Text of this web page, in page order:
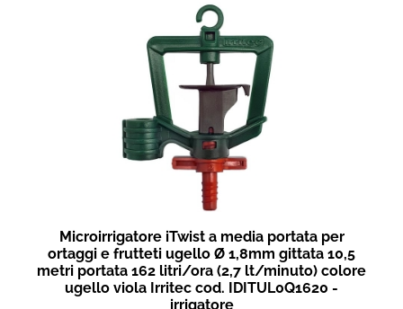
Microirrigatore iTwist a media portata per
ortaggi e frutteti ugello Ø 1,8mm gittata 10,5
metri portata 162 litri/ora (2,7 lt/minuto) colore
ugello viola Irritec cod. IDITUL0Q1620 -
irrigatore